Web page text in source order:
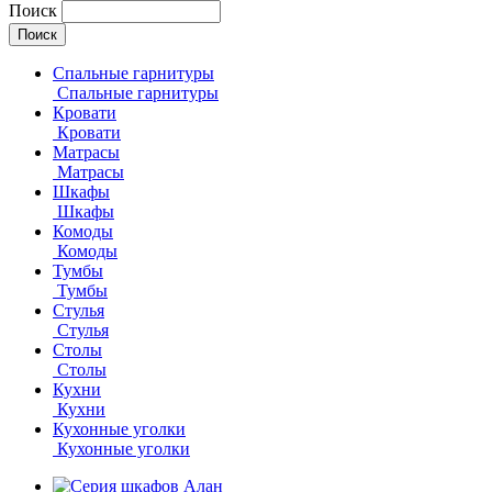
Поиск
Спальные гарнитуры
Спальные гарнитуры
Кровати
Кровати
Матрасы
Матрасы
Шкафы
Шкафы
Комоды
Комоды
Тумбы
Тумбы
Стулья
Стулья
Столы
Столы
Кухни
Кухни
Кухонные уголки
Кухонные уголки